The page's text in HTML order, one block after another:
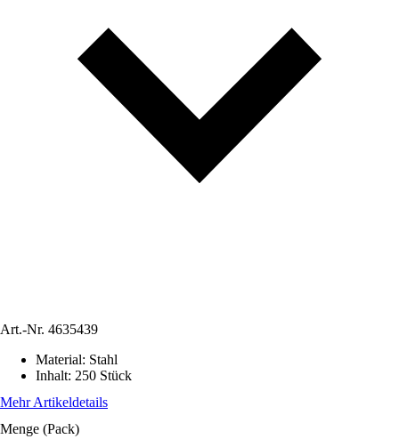
Art.-Nr. 4635439
Material: Stahl
Inhalt: 250 Stück
Mehr Artikeldetails
Menge (Pack)